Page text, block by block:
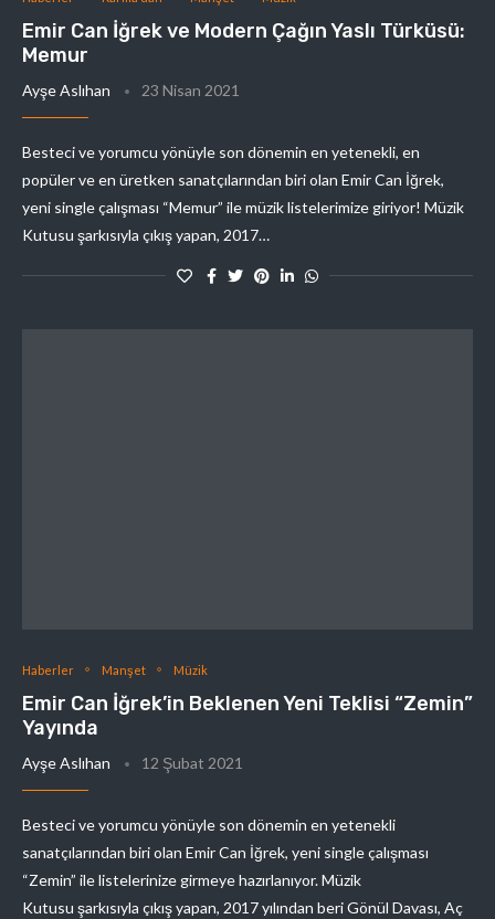
Emir Can İğrek ve Modern Çağın Yaslı Türküsü:
Memur
Ayşe Aslıhan 23 Nisan 2021
Besteci ve yorumcu yönüyle son dönemin en yetenekli, en
popüler ve en üretken sanatçılarından biri olan Emir Can İğrek,
yeni single çalışması “Memur” ile müzik listelerimize giriyor! Müzik
Kutusu şarkısıyla çıkış yapan, 2017…
Haberler Manşet Müzik
Emir Can İğrek’in Beklenen Yeni Teklisi “Zemin”
Yayında
Ayşe Aslıhan 12 Şubat 2021
Besteci ve yorumcu yönüyle son dönemin en yetenekli
sanatçılarından biri olan Emir Can İğrek, yeni single çalışması
“Zemin” ile listelerinize girmeye hazırlanıyor. Müzik
Kutusu şarkısıyla çıkış yapan, 2017 yılından beri Gönül Davası, Aç